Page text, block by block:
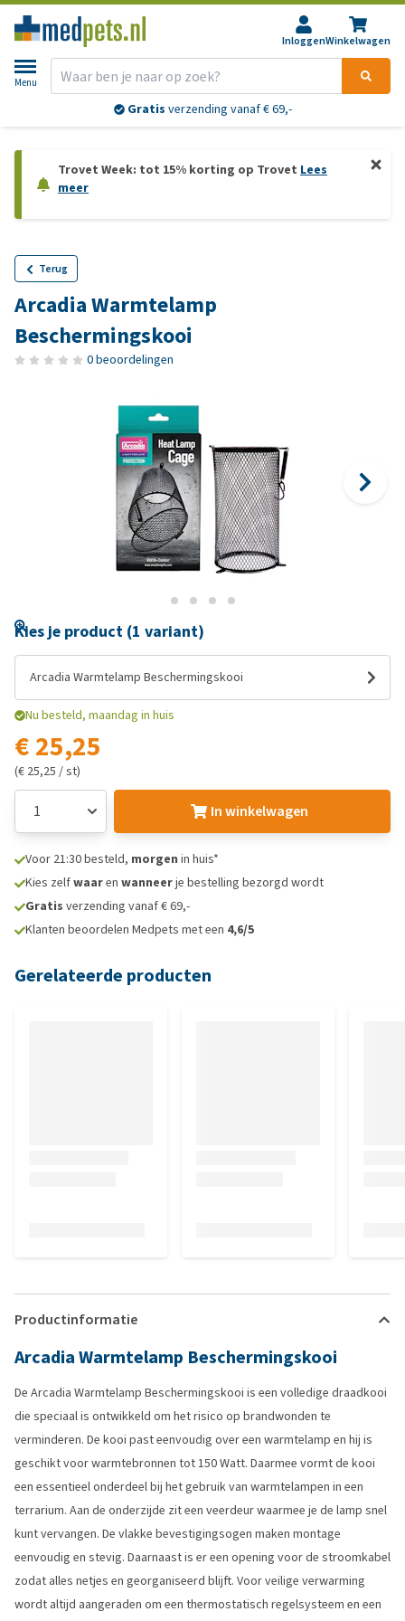
InloggenWinkelwagen
Menu
Gratis verzending vanaf € 69,-
Trovet Week: tot 15% korting op Trovet Lees
meer
Terug
Arcadia Warmtelamp
Beschermingskooi
0 beoordelingen
Kies je product (1 variant)
Arcadia Warmtelamp Beschermingskooi
Nu besteld, maandag in huis
€ 25,25
(€ 25,25 / st)
In winkelwagen
Voor 21:30 besteld, morgen in huis*
Kies zelfwaaren wanneerje bestelling bezorgd wordt
Gratis verzending vanaf € 69,-
Klanten beoordelen Medpets met een 4,6/5
Gerelateerde producten
Productinformatie
Arcadia Warmtelamp Beschermingskooi
De Arcadia Warmtelamp Beschermingskooi is een volledige draadkooi
die speciaal is ontwikkeld om het risico op brandwonden te
verminderen. De kooi past eenvoudig over een warmtelamp en hij is
geschikt voor warmtebronnen tot 150 Watt. Daarmee vormt de kooi
een essentieel onderdeel bij het gebruik van warmtelampen in een
terrarium. Aan de onderzijde zit een veerdeur waarmee je de lamp snel
kunt vervangen. De vlakke bevestigingsogen maken montage
eenvoudig en stevig. Daarnaast is er een opening voor de stroomkabel
zodat alles netjes en georganiseerd blijft. Voor veilige verwarming
wordt altijd aangeraden om een thermostatisch regelsysteem en een